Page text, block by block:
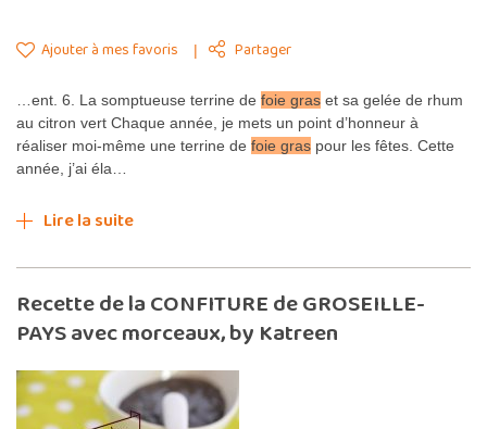
Ajouter à mes favoris Partager
…ent. 6. La somptueuse terrine de foie gras et sa gelée de rhum
au citron vert Chaque année, je mets un point d’honneur à
réaliser moi-même une terrine de foie gras pour les fêtes. Cette
année, j’ai éla…
Lire la suite
Recette de la CONFITURE de GROSEILLE-
PAYS avec morceaux, by Katreen